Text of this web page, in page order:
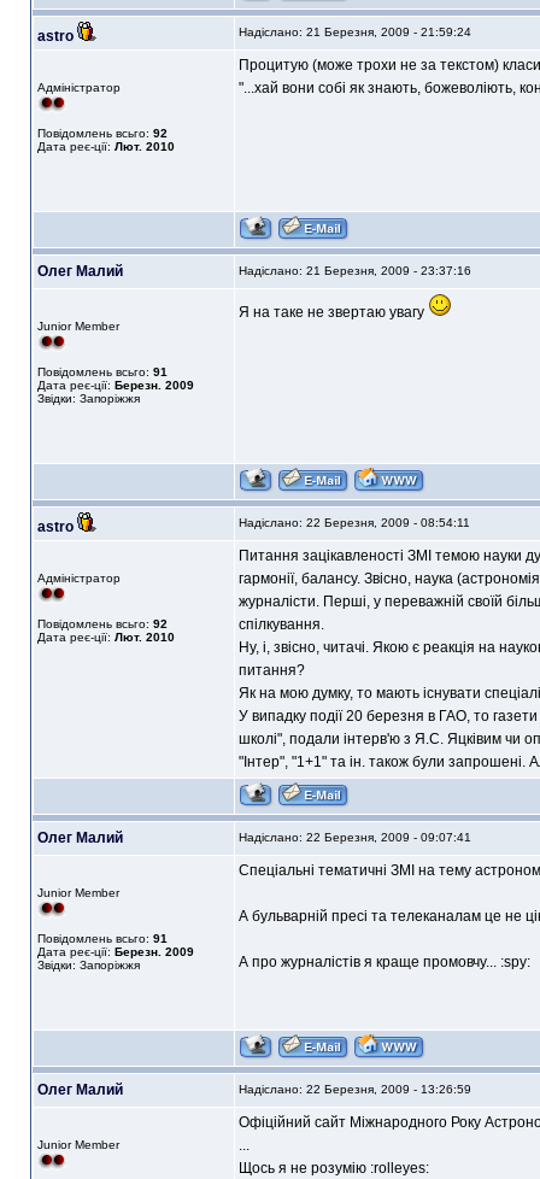
astro Надіслано: 21 Березня, 2009 - 21:59:24
Адміністратор
Повідомлень всьго: 92
Дата реє-ції: Лют. 2010
Процитую (може трохи не за текстом)
"...хай вони собі як знають, божеволіють,
Олег Малий Надіслано: 21 Березня, 2009 - 23:37:16
Junior Member
Повідомлень всьго: 91
Дата реє-ції: Березн. 2009
Звідки: Запоріжжя
Я на таке не звертаю увагу
astro Надіслано: 22 Березня, 2009 - 08:54:11
Адміністратор
Повідомлень всьго: 92
Дата реє-ції: Лют. 2010
Питання зацікавленості ЗМІ темою науки
гармонії, балансу. Звісно, наука
журналісти. Перші, у переважній своїй
спілкування.
Ну, і, звісно, читачі. Якою є реакція на
питання?
Як на мою думку, то мають існувати
У випадку події 20 березня в ГАО, то
школі", подали інтерв'ю з Я.С. Яцківим чи
"Інтер", "1+1" та ін. також були запрошені.
Олег Малий Надіслано: 22 Березня, 2009 - 09:07:41
Junior Member
Повідомлень всьго: 91
Дата реє-ції: Березн. 2009
Звідки: Запоріжжя
Спеціальні тематичні ЗМІ на тему
А бульварній пресі та телеканалам це не
А про журналістів я краще промовчу... :spy:
Олег Малий Надіслано: 22 Березня, 2009 - 13:26:59
Junior Member
Офіційний сайт Міжнародного Року
...
Щось я не розумію :rolleyes: